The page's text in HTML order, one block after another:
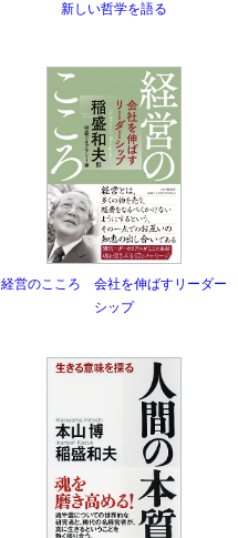
新しい哲学を語る
経営のこころ 会社を伸ばすリーダー
シップ